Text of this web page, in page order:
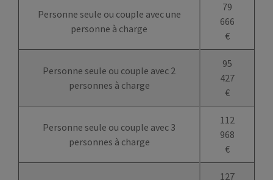
Personne seule ou couple avec une
personne à charge
79
666
€
Personne seule ou couple avec 2
personnes à charge
95
427
€
Personne seule ou couple avec 3
personnes à charge
112
968
€
127